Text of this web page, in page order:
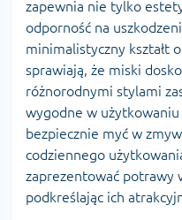
zapewnia nie tylko
odporność na
minimalistyczny kształt
sprawiają, że miski
różnorodnymi stylami
wygodne w
bezpiecznie myć w
codziennego
zaprezentować potrawy
podkreślając ich